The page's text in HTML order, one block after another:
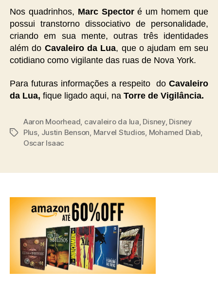
Nos quadrinhos, Marc Spectoré um homem que
possui transtorno dissociativo de personalidade,
criando em sua mente, outras três identidades
além do Cavaleiro da Lua, que o ajudam em seu
cotidiano como vigilante das ruas de Nova York.
Para futuras informações a respeito do Cavaleiro
da Lua, fique ligado aqui, na Torre de Vigilância.
Tags
Aaron Moorhead cavaleiro da lua Disney, Disney
Plus Justin Benson Marvel Studios Mohamed Diab,
Oscar Isaac